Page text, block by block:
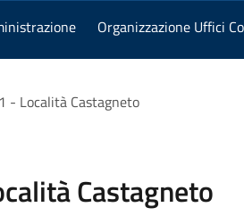
Organizzazione Uffici
1 - Località Castagneto
Castagneto